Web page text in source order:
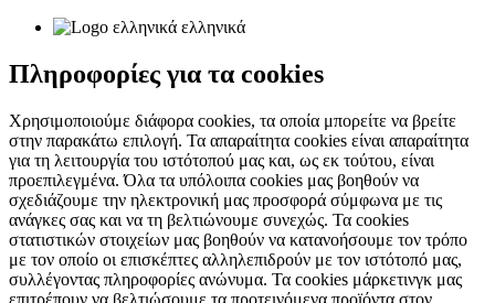
ελληνικά
Πληροφορίες για τα cookies
Χρησιμοποιούμε διάφορα cookies, τα οποία μπορείτε να βρείτε
στην παρακάτω επιλογή. Τα απαραίτητα cookies είναι απαραίτητα
για τη λειτουργία του ιστότοπού μας και, ως εκ τούτου, είναι
προεπιλεγμένα. Όλα τα υπόλοιπα cookies μας βοηθούν να
σχεδιάζουμε την ηλεκτρονική μας προσφορά σύμφωνα με τις
ανάγκες σας και να τη βελτιώνουμε συνεχώς. Τα cookies
στατιστικών στοιχείων μας βοηθούν να κατανοήσουμε τον τρόπο
με τον οποίο οι επισκέπτες αλληλεπιδρούν με τον ιστότοπό μας,
συλλέγοντας πληροφορίες ανώνυμα. Τα cookies μάρκετινγκ μας
επιτρέπουν να βελτιώσουμε τα προτεινόμενα προϊόντα στον